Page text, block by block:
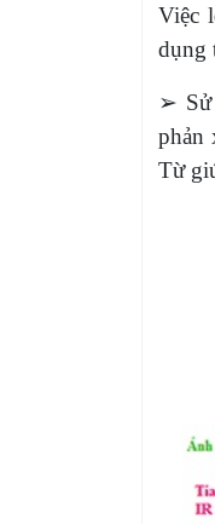
Việc
dụng
➢ Sử
phản
Từ